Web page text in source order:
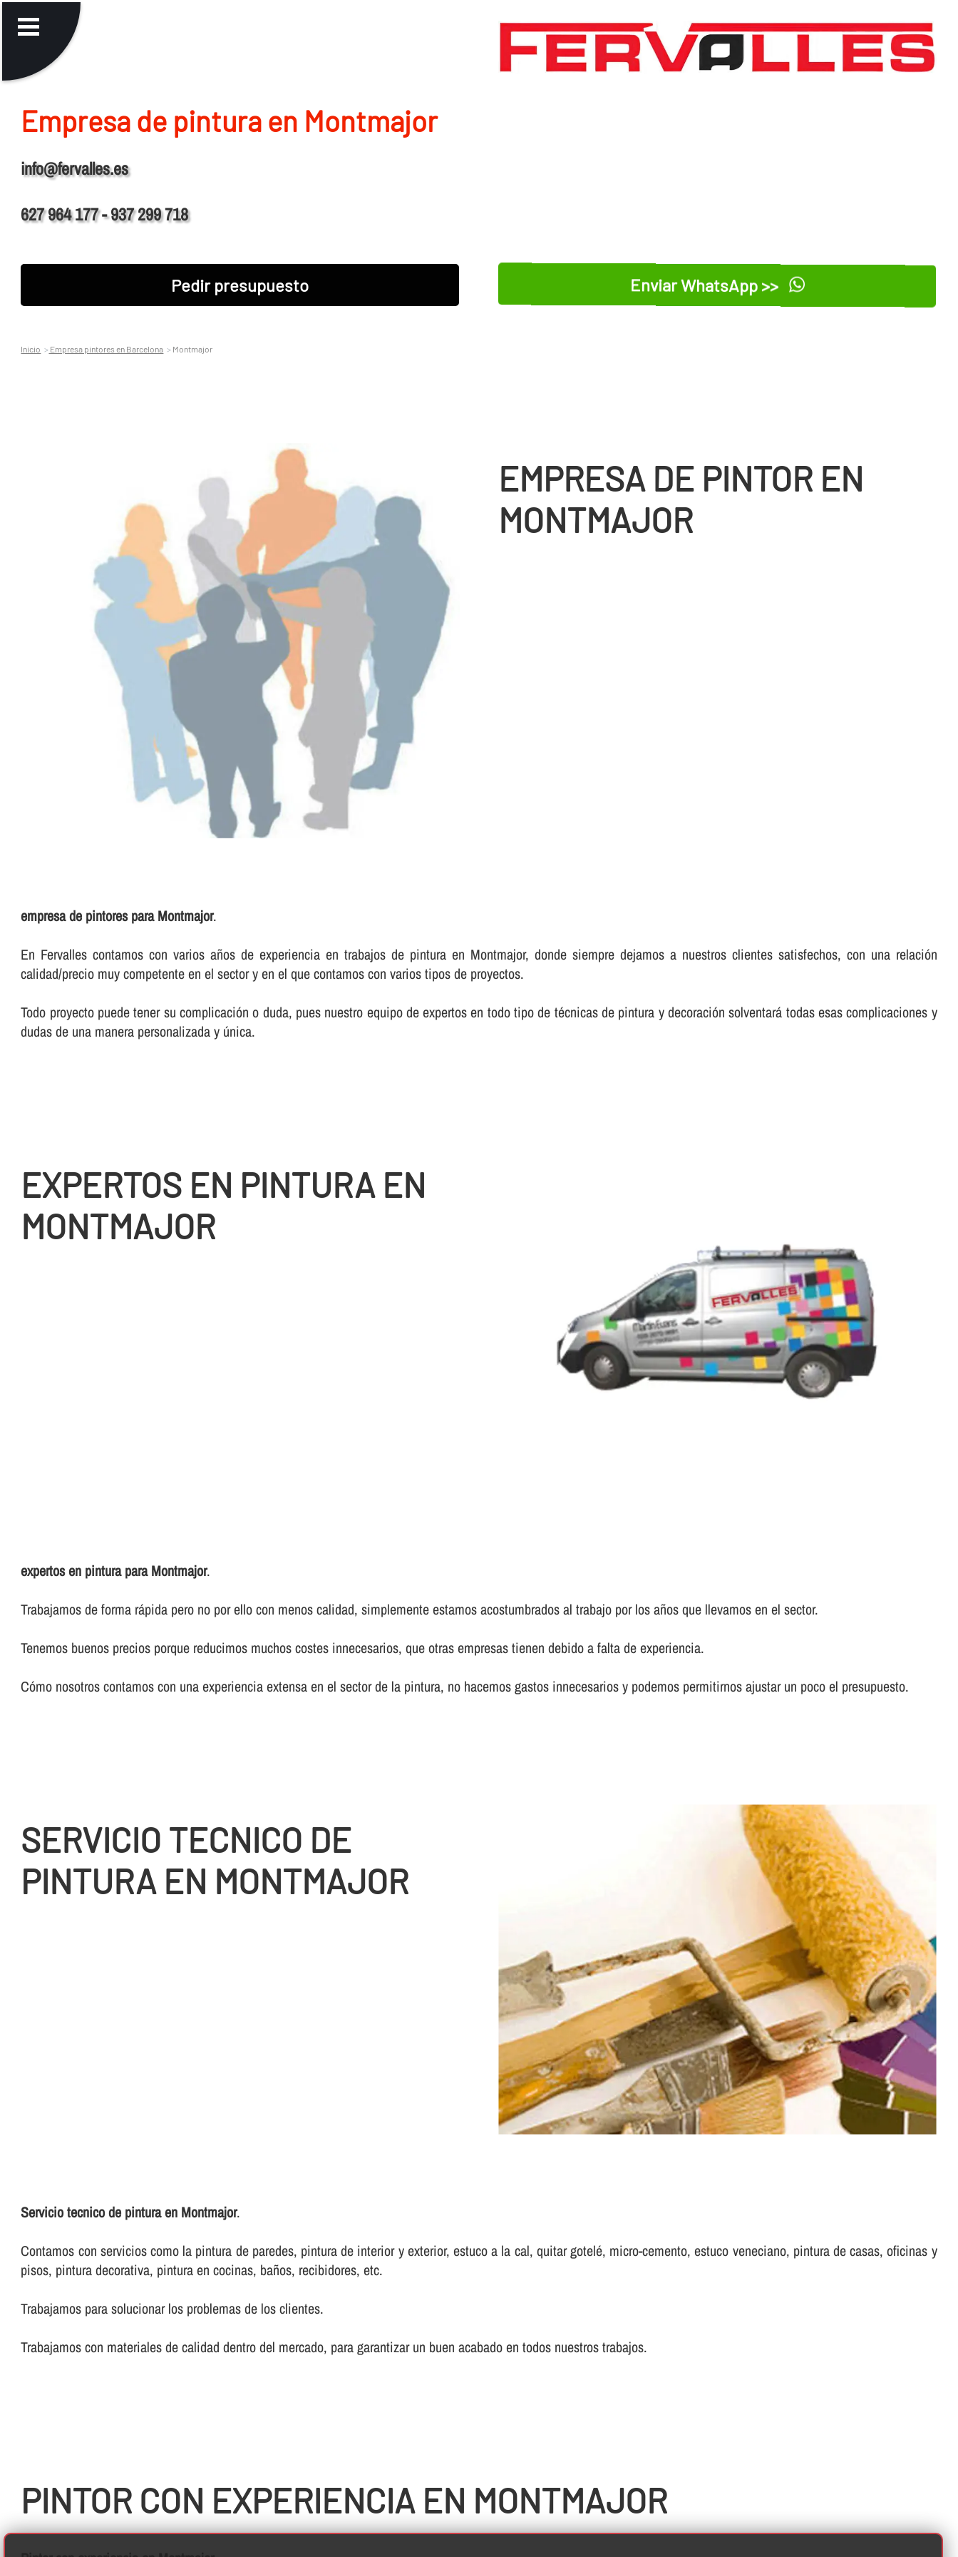
Empresa de pintura en Montmajor
info@fervalles.es
627 964 177 - 937 299 718
Pedir presupuesto Enviar WhatsApp >>
Inicio Empresa pintores en Barcelona Montmajor
EMPRESA DE PINTOR EN
MONTMAJOR
empresa de pintores para Montmajor.
En Fervalles contamos con varios años de experiencia en trabajos de pintura en Montmajor, donde siempre dejamos a nuestros clientes satisfechos, con una relación
calidad/precio muy competente en el sector y en el que contamos con varios tipos de proyectos.
Todo proyecto puede tener su complicación o duda, pues nuestro equipo de expertos en todo tipo de técnicas de pintura y decoración solventará todas esas complicaciones y
dudas de una manera personalizada y única.
EXPERTOS EN PINTURA EN
MONTMAJOR
expertos en pintura para Montmajor.
Trabajamos de forma rápida pero no por ello con menos calidad, simplemente estamos acostumbrados al trabajo por los años que llevamos en el sector.
Tenemos buenos precios porque reducimos muchos costes innecesarios, que otras empresas tienen debido a falta de experiencia.
Cómo nosotros contamos con una experiencia extensa en el sector de la pintura, no hacemos gastos innecesarios y podemos permitirnos ajustar un poco el presupuesto.
SERVICIO TECNICO DE
PINTURA EN MONTMAJOR
Servicio tecnico de pintura en Montmajor.
Contamos con servicios como la pintura de paredes, pintura de interior y exterior, estuco a la cal, quitar gotelé, micro-cemento, estuco veneciano, pintura de casas, oficinas y
pisos, pintura decorativa, pintura en cocinas, baños, recibidores, etc.
Trabajamos para solucionar los problemas de los clientes.
Trabajamos con materiales de calidad dentro del mercado, para garantizar un buen acabado en todos nuestros trabajos.
PINTOR CON EXPERIENCIA EN MONTMAJOR